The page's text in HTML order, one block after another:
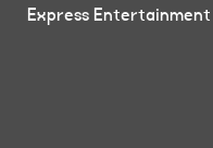
Express Entertainment